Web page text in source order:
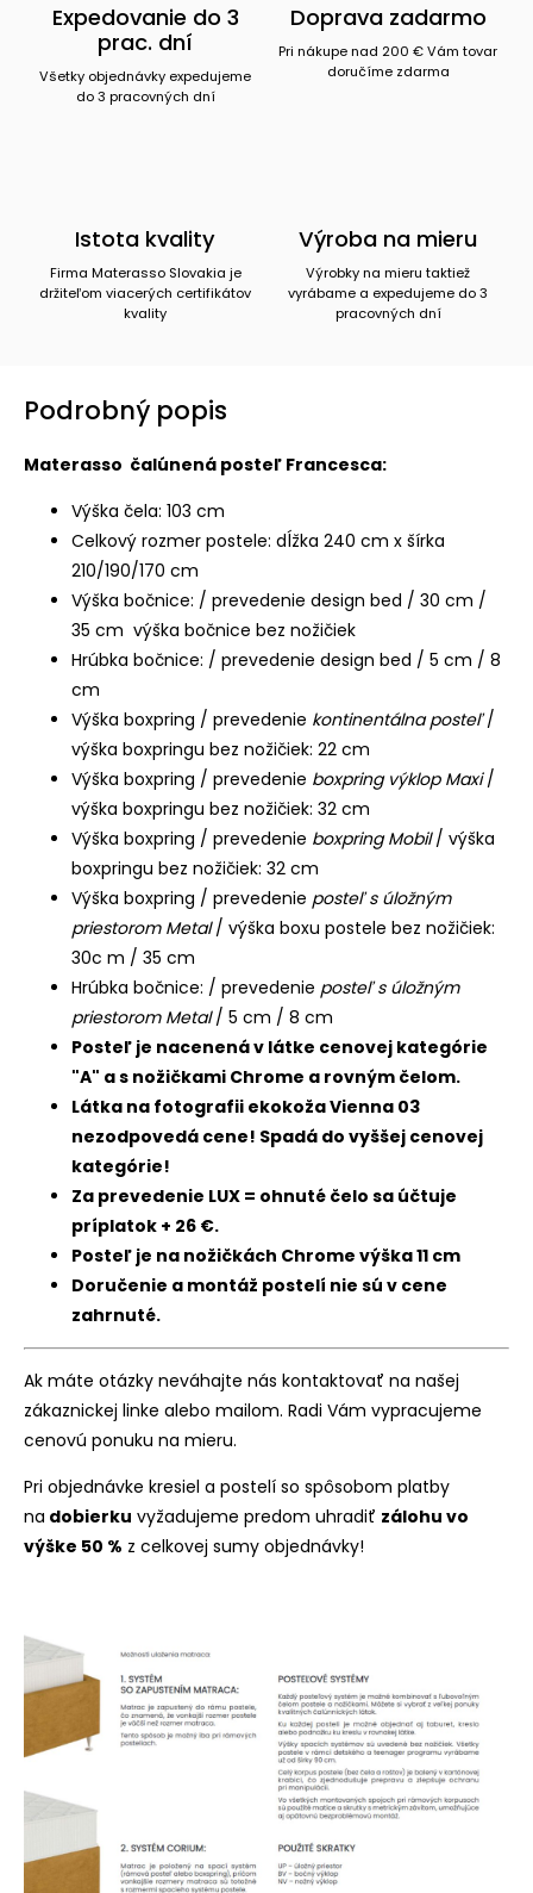
Expedovanie do 3
prac. dní
Všetky objednávky expedujeme
do 3 pracovných dní
Doprava zadarmo
Pri nákupe nad 200 € Vám tovar
doručíme zdarma
Istota kvality
Firma Materasso Slovakia je
držiteľom viacerých certifikátov
kvality
Výroba na mieru
Výrobky na mieru taktiež
vyrábame a expedujeme do 3
pracovných dní
Podrobný popis
Materasso čalúnená posteľ Francesca:
Výška čela: 103 cm
Celkový rozmer postele: dĺžka 240 cm x šírka
210/190/170 cm
Výška bočnice: / prevedenie design bed / 30 cm /
35 cm výška bočnice bez nožičiek
Hrúbka bočnice: / prevedenie design bed / 5 cm / 8
cm
Výška boxpring / prevedenie kontinentálna posteľ/
výška boxpringu bez nožičiek: 22 cm
Výška boxpring / prevedenie boxpring výklop Maxi/
výška boxpringu bez nožičiek: 32 cm
Výška boxpring / prevedenie boxpring Mobil/ výška
boxpringu bez nožičiek: 32 cm
Výška boxpring / prevedenie posteľ s úložným
priestorom Metal/ výška boxu postele bez nožičiek:
30c m / 35 cm
Hrúbka bočnice: / prevedenie posteľ s úložným
priestorom Metal/ 5 cm / 8 cm
Posteľ je nacenená v látke cenovej kategórie
"A" a s nožičkami Chrome a rovným čelom.
Látka na fotografii ekokoža Vienna 03
nezodpovedá cene! Spadá do vyššej cenovej
kategórie!
Za prevedenie LUX = ohnuté čelo sa účtuje
príplatok + 26 €.
Posteľ je na nožičkách Chrome výška 11 cm
Doručenie a montáž postelí nie sú v cene
zahrnuté.
Ak máte otázky neváhajte nás kontaktovať na našej
zákaznickej linke alebo mailom. Radi Vám vypracujeme
cenovú ponuku na mieru.
Pri objednávke kresiel a postelí so spôsobom platby
na dobierku vyžadujeme predom uhradiť zálohu vo
výške 50 % z celkovej sumy objednávky!